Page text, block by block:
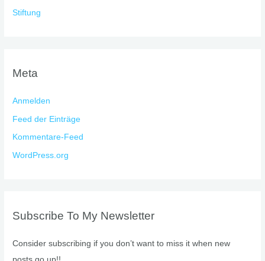
Stiftung
Meta
Anmelden
Feed der Einträge
Kommentare-Feed
WordPress.org
Subscribe To My Newsletter
Consider subscribing if you don’t want to miss it when new